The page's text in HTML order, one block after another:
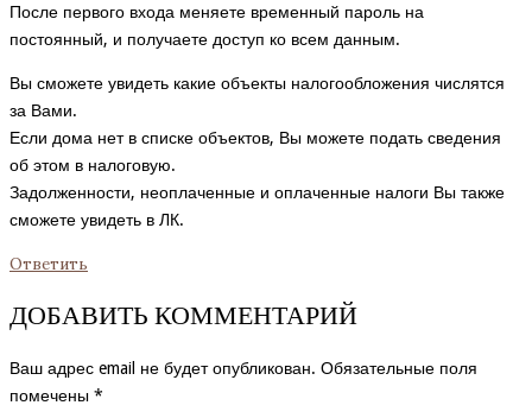
После первого входа меняете временный пароль на
постоянный, и получаете доступ ко всем данным.
Вы сможете увидеть какие объекты налогообложения числятся
за Вами.
Если дома нет в списке объектов, Вы можете подать сведения
об этом в налоговую.
Задолженности, неоплаченные и оплаченные налоги Вы также
сможете увидеть в ЛК.
Ответить
ДОБАВИТЬ КОММЕНТАРИЙ
Ваш адрес email не будет опубликован. Обязательные поля
помечены *